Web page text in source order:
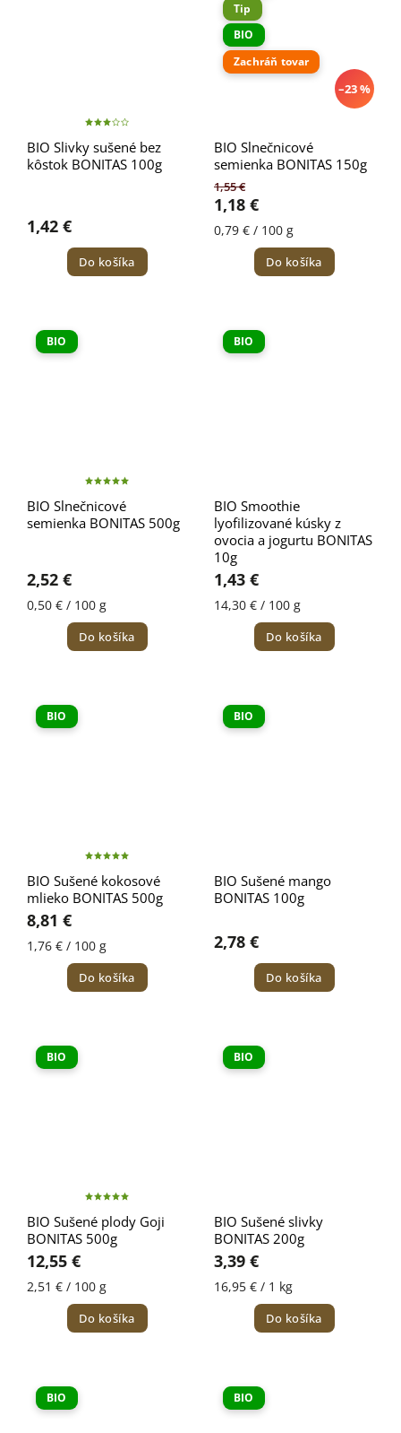
BIO Slivky sušené bez
kôstok BONITAS 100g
1,42 €
Do košíka
Tip
BIO
Zachráň tovar
–23 %
BIO Slnečnicové
semienka BONITAS 150g
1,55 €
1,18 €
0,79 € / 100 g
Do košíka
BIO
BIO Slnečnicové
semienka BONITAS 500g
2,52 €
0,50 € / 100 g
Do košíka
BIO
BIO Smoothie
lyofilizované kúsky z
ovocia a jogurtu BONITAS
10g
1,43 €
14,30 € / 100 g
Do košíka
BIO
BIO Sušené kokosové
mlieko BONITAS 500g
8,81 €
1,76 € / 100 g
Do košíka
BIO
BIO Sušené mango
BONITAS 100g
2,78 €
Do košíka
BIO
BIO Sušené plody Goji
BONITAS 500g
12,55 €
2,51 € / 100 g
Do košíka
BIO
BIO Sušené slivky
BONITAS 200g
3,39 €
16,95 € / 1 kg
Do košíka
BIO BIO